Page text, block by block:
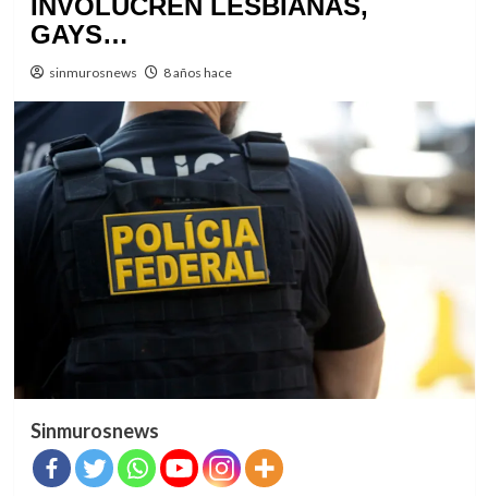
INVOLUCREN LESBIANAS,
GAYS…
sinmurosnews 8 años hace
Sinmurosnews